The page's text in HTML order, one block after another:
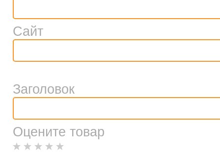
Сайт
Заголовок
Оцените товар